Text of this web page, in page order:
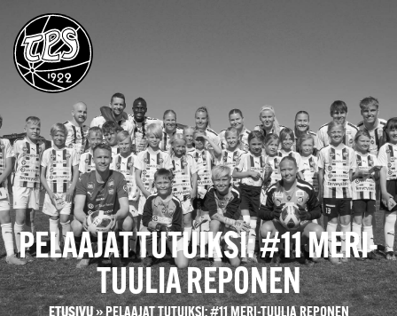
PELAAJAT TUTUIKSI: #11 MERI-
TUULIA REPONEN
ETUSIVU»PELAAJAT TUTUIKSI: #11 MERI-TUULIA REPONEN